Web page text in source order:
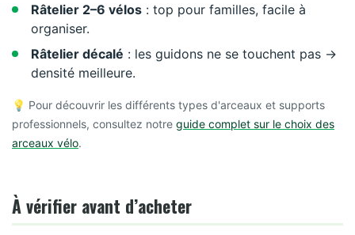
Râtelier 2–6 vélos : top pour familles, facile à
organiser.
Râtelier décalé : les guidons ne se touchent pas →
densité meilleure.
💡 Pour découvrir les différents types d'arceaux et supports
professionnels, consultez notre guide complet sur le choix des
arceaux vélo.
À vérifier avant d’acheter